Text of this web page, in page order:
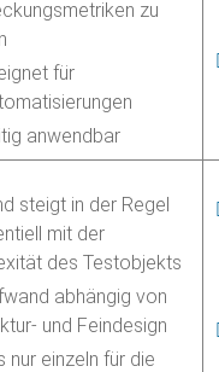
zu
für
anwendbar
steigt in der Regel
mit der
des Testobjekts
abhängig von
und Feindesign
nur einzeln für die